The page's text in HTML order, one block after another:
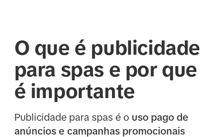
O que é publicidade
para spas e por que
é importante
Publicidade para spas é o uso pago de
anúncios e campanhas promocionais